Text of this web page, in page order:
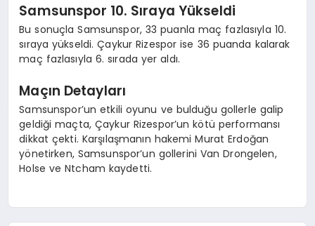
Samsunspor 10. Sıraya Yükseldi
Bu sonuçla Samsunspor, 33 puanla maç fazlasıyla 10.
sıraya yükseldi. Çaykur Rizespor ise 36 puanda kalarak
maç fazlasıyla 6. sırada yer aldı.
Maçın Detayları
Samsunspor’un etkili oyunu ve bulduğu gollerle galip
geldiği maçta, Çaykur Rizespor’un kötü performansı
dikkat çekti. Karşılaşmanın hakemi Murat Erdoğan
yönetirken, Samsunspor’un gollerini Van Drongelen,
Holse ve Ntcham kaydetti.